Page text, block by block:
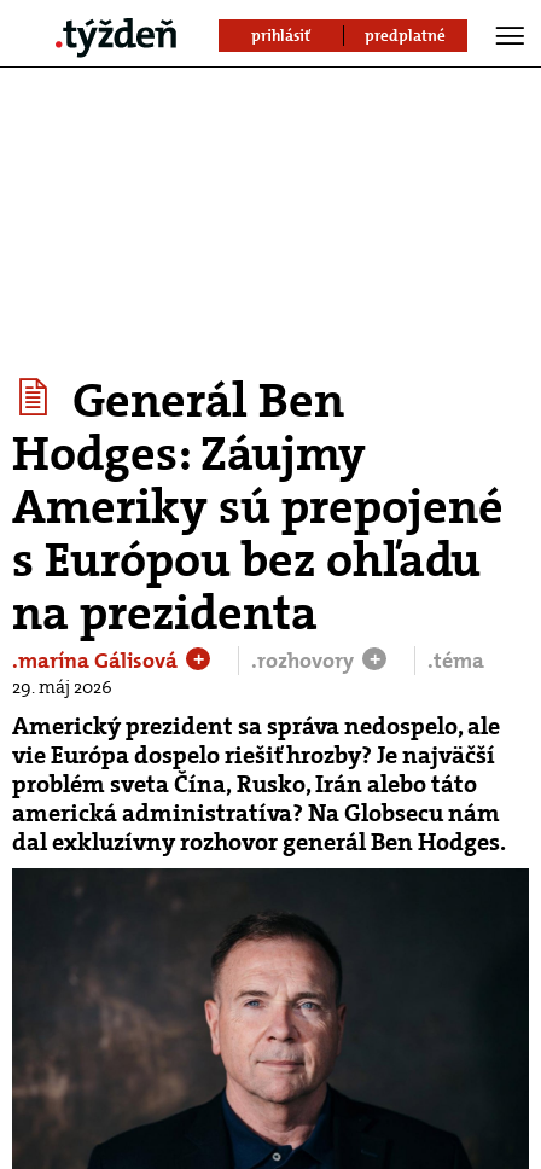
prihlásiť predplatné
Generál Ben
Hodges: Záujmy
Ameriky sú prepojené
s Európou bez ohľadu
na prezidenta
.marína Gálisová + .rozhovory + .téma
29. máj 2026
Americký prezident sa správa nedospelo, ale
vie Európa dospelo riešiť hrozby? Je najväčší
problém sveta Čína, Rusko, Irán alebo táto
americká administratíva? Na Globsecu nám
dal exkluzívny rozhovor generál Ben Hodges.